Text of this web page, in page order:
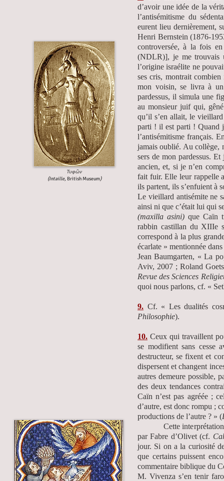
Τυφῶν
(Intaille, British Museum)
d’avoir une idée de la
l’antisémitisme du
eurent lieu dernièrement,
Henri Bernstein (1876-
controversée, à la fois
(NDLR)], je me trouvais
l’origine israélite ne
ses cris, montrait
mon voisin, se livra à
pardessus, il simula une
au monsieur juif qui,
qu’il s’en allait, le
parti ! il est parti ! Quand
l’antisémitisme français.
jamais oublié. Au collège,
sers de mon pardessus.
ancien, et, si je n’en
fait fuir. Elle leur rappelle
ils partent, ils s’enfuient à
Le vieillard antisémite ne
ainsi ni que c’était lui qui
(maxilla asini) que Caïn
rabbin castillan du XIIIe
correspond à la plus
écarlate » mentionnée dans
Jean Baumgarten, « La
Aviv, 2007 ; Roland
Revue des Sciences
quoi nous parlons, cf. «
9. Cf. « Les dualités
Philosophie).
10. Ceux qui travaillent
se modifient sans cesse
destructeur, se fixent et
dispersent et changent
autres demeure possible,
des deux tendances
Caïn n’est pas agréée ;
d’autre, est donc rompu ;
productions de l’autre ? » (
Cette interprétation par
par Fabre d’Olivet (cf.
jour. Si on a la curiosité
que certains puissent
commentaire biblique du
M. Vivenza s’en tenir